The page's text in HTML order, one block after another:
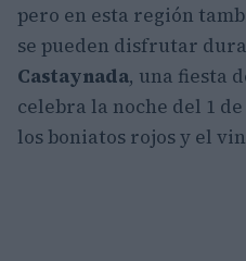
pero en esta región
se pueden disfrutar
Castaynada, una fiesta
celebra la noche del 1
los boniatos rojos y el